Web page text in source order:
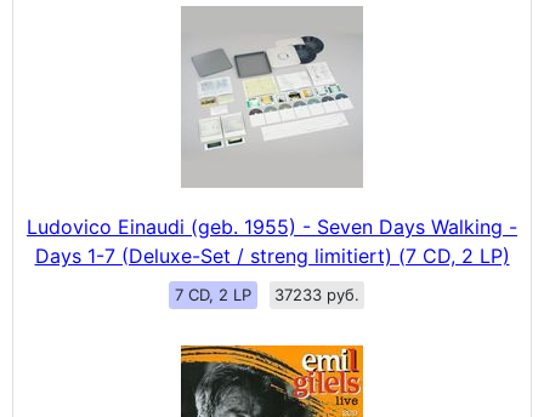
Ludovico Einaudi (geb. 1955) - Seven Days Walking -
Days 1-7 (Deluxe-Set / streng limitiert) (7 CD, 2 LP)
7 CD, 2 LP 37233 руб.